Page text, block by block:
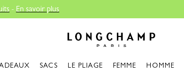
Longchamp - Accueil
SACS LE PLIAGE FEMME HOMME